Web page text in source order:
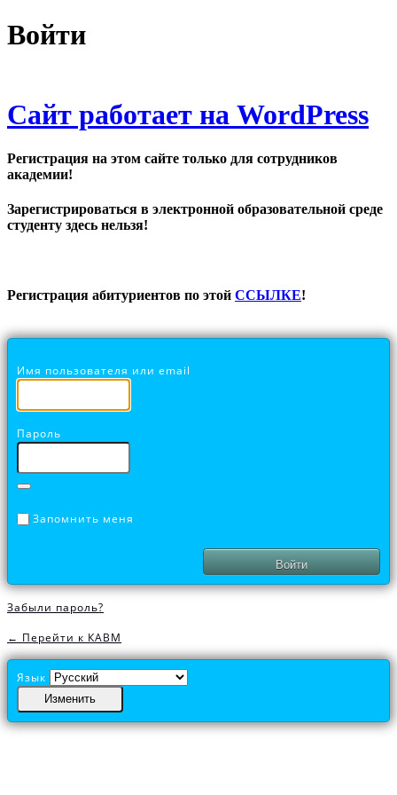
Войти
Сайт работает на WordPress
Регистрация на этом сайте только для сотрудников
академии!
Зарегистрироваться в электронной образовательной среде
студенту здесь нельзя!
Регистрация абитуриентов по этой ССЫЛКЕ!
Имя пользователя или email
Пароль
Запомнить меня
Забыли пароль?
← Перейти к КАВМ
Язык